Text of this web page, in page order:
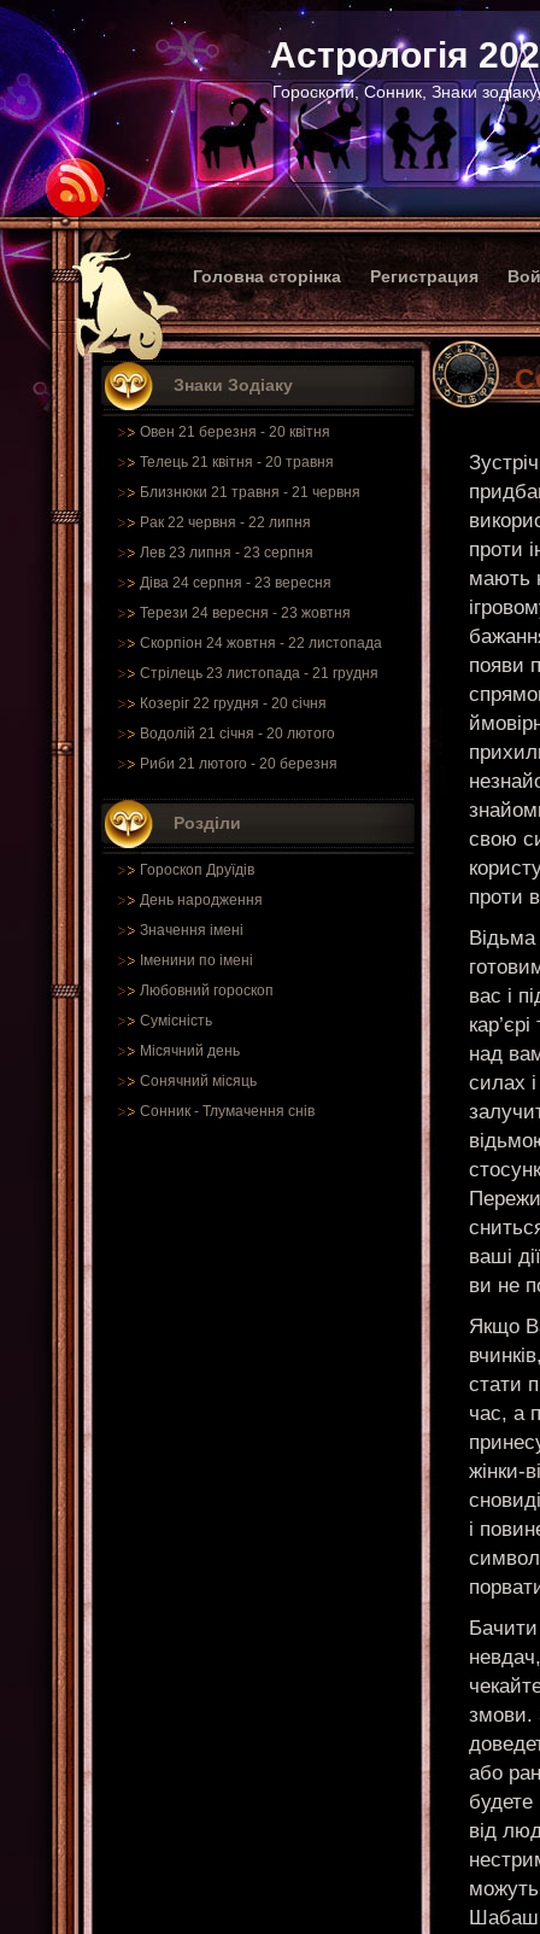
Астрологія
Гороскопи, Сонник, Знаки
Головна сторінка Регистрация
Знаки Зодіаку
Овен 21 березня - 20 квітня
Телець 21 квітня - 20 травня
Близнюки 21 травня - 21 червня
Рак 22 червня - 22 липня
Лев 23 липня - 23 серпня
Діва 24 серпня - 23 вересня
Терези 24 вересня - 23 жовтня
Скорпіон 24 жовтня - 22 листопада
Стрілець 23 листопада - 21 грудня
Козеріг 22 грудня - 20 січня
Водолій 21 січня - 20 лютого
Риби 21 лютого - 20 березня
Розділи
Гороскоп Друїдів
День народження
Значення імені
Іменини по імені
Любовний гороскоп
Сумісність
Місячний день
Сонячний місяць
Сонник - Тлумачення снів
проти
мають
появи
свою
проти
вас і
над
силах
ваші
ви не
Якщо
стати
час, а
жінки-
і
Бачити
змови.
або
від